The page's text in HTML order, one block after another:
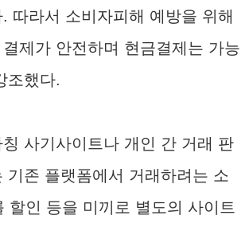
따라서 소비자피해 예방을 위해
제가 안전하며 현금결제는 가능
조했다.
사기사이트나 개인 간 거래 판
기존 플랫폼에서 거래하려는 소
할인 등을 미끼로 별도의 사이트